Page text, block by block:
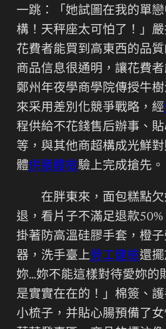
一跳：「她試圖在我的單
構！天秤座太可怕了！」
花費者能買到高東西的品
商品信息很通明，讓花費
鄭州年夜學商學院傳授牛
來采用差別化競爭戰略，經
程供給不花錢售后辦事、貼
等，與其他商超構成光鮮
體供膳體檢驗上完成搶先。
在胖東來，面包糕點
退，看片子不滿足退款
掛著防高溫硅膠手套，橙
器，洗手臺上勞工健檢還擺
妳…妳不能這樣對待愛妳的
是實實在在的！」棉簽、護
小梳子，并貼心腸預備了